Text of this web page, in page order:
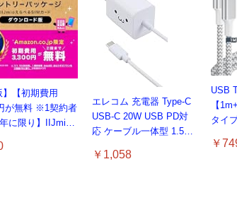
】【初期費用
が無料 ※1契約者
に限り】IIJmio
パッケージ 月額利
エレコム 充電器 Type-C
USB-C 20W USB PD対
応 ケーブル一体型 1.5m
りたたみ式プラグ しろち
￥1,058
USB
【
タイ
転送
￥